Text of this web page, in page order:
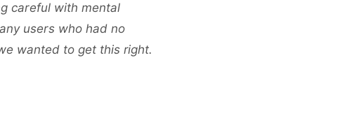
careful with mental
users who had no
wanted to get this right.